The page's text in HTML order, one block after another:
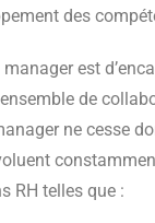
des
est
de
ne cesse
RH telles que :